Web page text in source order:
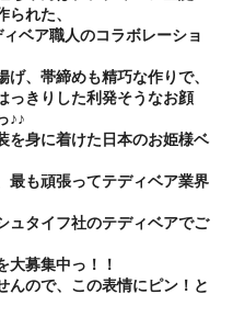
れた、
ベア職人のコラボレーショ
、帯締めも精巧な作りで、
っきりした利発そうなお顔
♪♪
を身に着けた日本のお姫様ベ
最も頑張ってテディベア業界
ュタイフ社のテディベアでご
大募集中っ！！
んので、この表情にピン！と